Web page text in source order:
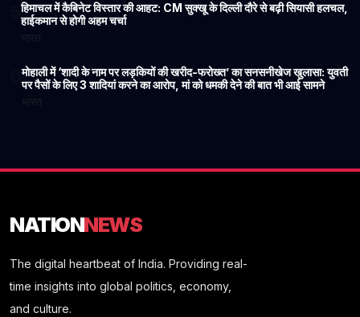
5हिमाचल में कैबिनेट विस्तार की आहट: CM सुक्खू के दिल्ली दौरे से बढ़ी सियासी हलचल,
हाईकमान से होगी अहम चर्चा
6मोहाली में ‘शादी के नाम पर लड़कियों की खरीद-फरोख्त’ का सनसनीखेज खुलासा: युवती
पर पैसों के लिए 3 शादियां करने का आरोप, मां को धमकी देने की बात भी आई सामने
NATIONNEWS
The digital heartbeat of India. Providing real-
time insights into global politics, economy,
and culture.